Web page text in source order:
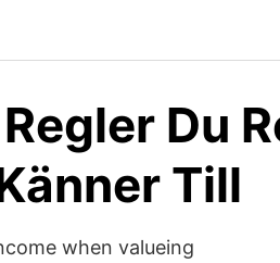
Du
Till
when valueing